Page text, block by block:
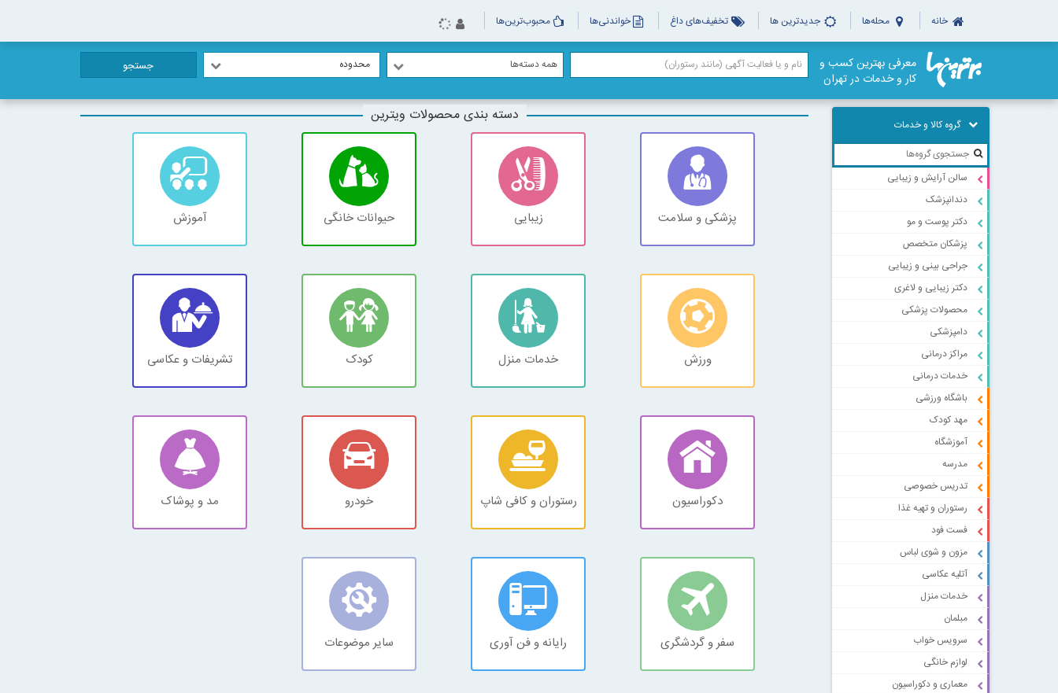
خانه محله‌ها جدیدترین ها تخفیف‌های داغ خواندنی‌ها محبوب‌ترین‌ها
معرفی بهترین کسب و
کار و خدمات در تهران
همه دسته‌ها محدوده جستجو
گروه کالا و خدمات
سالن آرایش و زیبایی
دندانپزشک
دکتر پوست و مو
پزشکان متخصص
جراحی بینی و زیبایی
دکتر زیبایی و لاغری
محصولات پزشکی
دامپزشکی
مراکز درمانی
خدمات درمانی
باشگاه ورزشی
مهد کودک
آموزشگاه
مدرسه
تدریس خصوصی
رستوران و تهیه غذا
فست فود
مزون و شوی لباس
آتلیه عکاسی
خدمات منزل
مبلمان
سرویس خواب
لوازم خانگی
معماری و دکوراسیون
دسته بندی محصولات ویترین
پزشکی و سلامت زیبایی حیوانات خانگی آموزش
ورزش خدمات منزل کودک تشریفات و عکاسی
دکوراسیون رستوران و کافی شاپ خودرو مد و پوشاک
سفر و گردشگری رایانه و فن آوری سایر موضوعات